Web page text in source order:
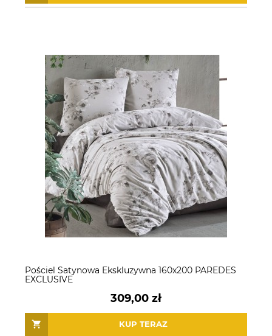
Pościel Satynowa Ekskluzywna 160x200 PAREDES
EXCLUSIVE
309,00 zł
KUP TERAZ